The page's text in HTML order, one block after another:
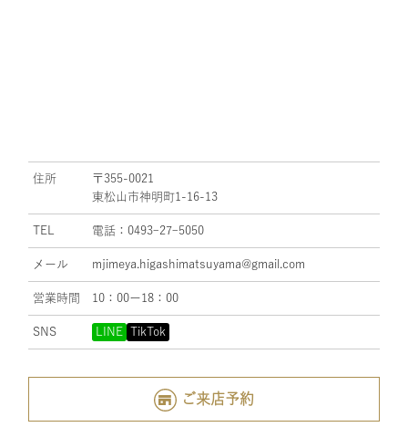
住所
〒355-0021
東松山市神明町1-16-13
TEL 電話：0493ｰ27ｰ5050
メール mjimeya.higashimatsuyama@gmail.com
営業時間 10：00ー18：00
SNS LINE TikTok
ご来店予約